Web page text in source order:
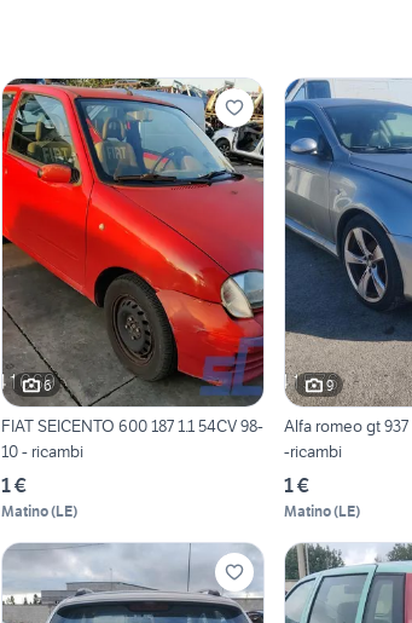
6
FIAT SEICENTO 600 187 1.1 54CV 98-
10 - ricambi
1 €
Matino(LE)
9
Alfa romeo gt
-ricambi
1 €
Matino(LE)